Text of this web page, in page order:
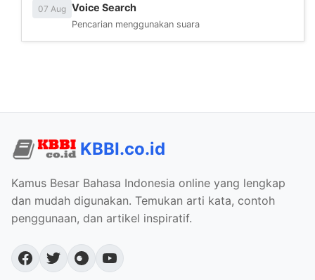
07 Aug Voice Search
Pencarian menggunakan suara
KBBI.co.id
Kamus Besar Bahasa Indonesia online yang lengkap
dan mudah digunakan. Temukan arti kata, contoh
penggunaan, dan artikel inspiratif.